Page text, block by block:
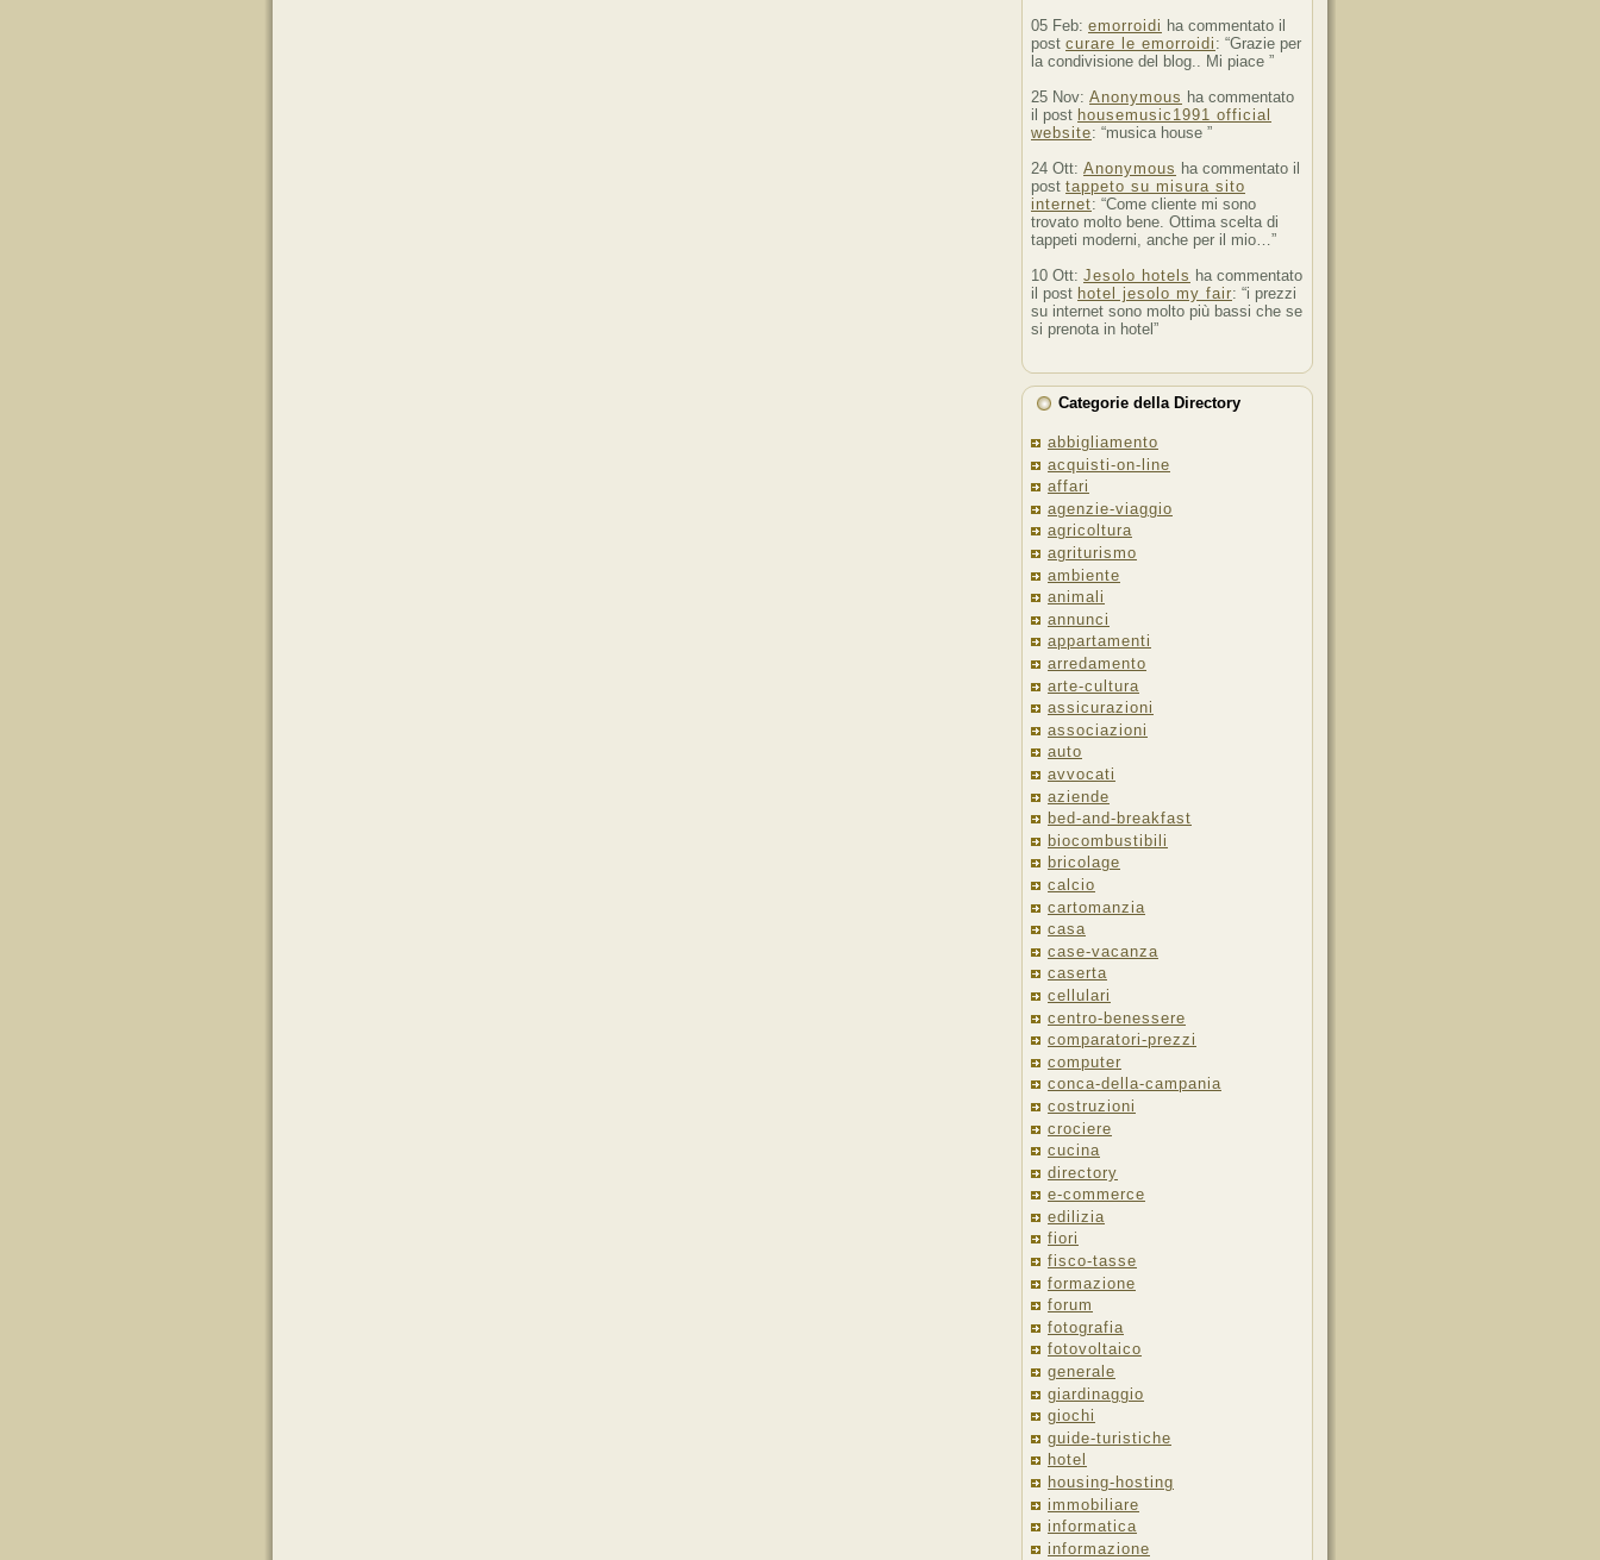
05 Feb: emorroidi ha commentato il
post curare le emorroidi : “Grazie per
la condivisione del blog.. Mi piace ”
25 Nov: Anonymous ha commentato
il post housemusic1991 official
website: “musica house ”
24 Ott: Anonymous ha commentato il
post tappeto su misura sito
internet: “Come cliente mi sono
trovato molto bene. Ottima scelta di
tappeti moderni, anche per il mio…”
10 Ott: Jesolo hotels ha commentato
il post hotel jesolo my fair: “i prezzi
su internet sono molto più bassi che se
si prenota in hotel”
Categorie della Directory
abbigliamento
acquisti-on-line
affari
agenzie-viaggio
agricoltura
agriturismo
ambiente
animali
annunci
appartamenti
arredamento
arte-cultura
assicurazioni
associazioni
auto
avvocati
aziende
bed-and-breakfast
biocombustibili
bricolage
calcio
cartomanzia
casa
case-vacanza
caserta
cellulari
centro-benessere
comparatori-prezzi
computer
conca-della-campania
costruzioni
crociere
cucina
directory
e-commerce
edilizia
fiori
fisco-tasse
formazione
forum
fotografia
fotovoltaico
generale
giardinaggio
giochi
guide-turistiche
hotel
housing-hosting
immobiliare
informatica
informazione